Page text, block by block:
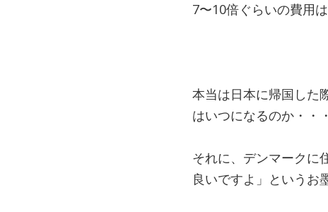
7〜10倍ぐらいの費用
本当は日本に帰国した
はいつになるのか・・・
それに、デンマークに
良いですよ」というお